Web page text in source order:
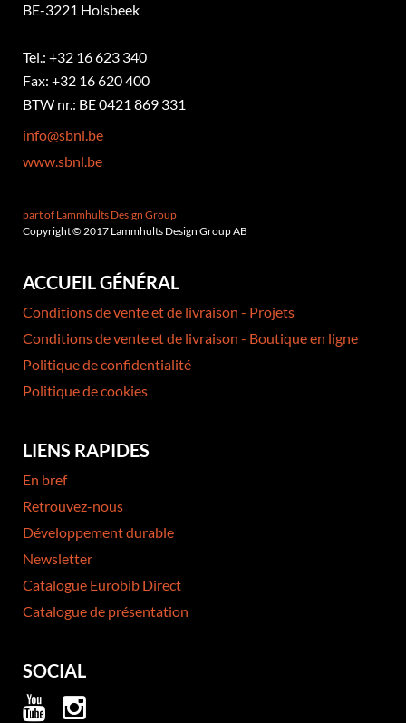
BE-3221 Holsbeek
Tel.: +32 16 623 340
Fax: +32 16 620 400
BTW nr.: BE 0421 869 331
info@sbnl.be
www.sbnl.be
part of Lammhults Design Group
Copyright © 2017 Lammhults Design Group AB
ACCUEIL GÉNÉRAL
Conditions de vente et de livraison - Projets
Conditions de vente et de livraison - Boutique en ligne
Politique de confidentialité
Politique de cookies
LIENS RAPIDES
En bref
Retrouvez-nous
Développement durable
Newsletter
Catalogue Eurobib Direct
Catalogue de présentation
SOCIAL